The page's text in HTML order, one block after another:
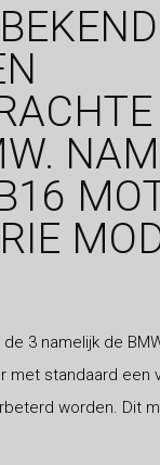
3 namelijk de
met standaard een
worden. Dit